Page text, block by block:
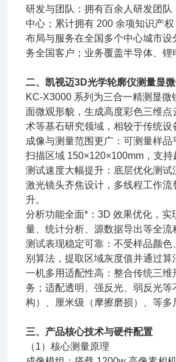
研发与团队：拥有百余人研发团
中心；累计拥有 200 余项知识产
布局与服务在全国多个中心城市
务全国客户；业务覆盖半导体、锂
二、凯视迈3D光学轮廓仪测量显
KC-X3000 系列为三合一精测显
面微观形貌，生成高度彩色三维
术等基石研究领域，相较于传统设
成像与测量范围更广：可测量样
扫描区域 150×120×100mm，支
测试速度大幅提升：底层优化测
激光镜头齐焦设计，多线程工作
升。
分析功能全面*：3D 效果优化，
量、统计分析、源数据导出等全流
测试表现稳定可靠：不受样品颜
别算法，提取区域灰度值并通过算
一机多用适配性高：整合传统三
务；适配透明、强反光、弱反光
构）、厘米级（摩擦磨损）、等多
三、产品核心技术与硬件配置
（1）核心测量原理